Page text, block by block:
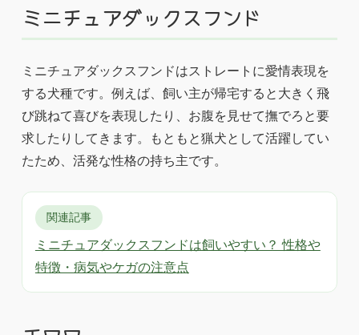
ミニチュアダックスフンド
ミニチュアダックスフンドはストレートに愛情表現を
する犬種です。例えば、飼い主が帰宅すると大きく飛
び跳ねて喜びを表現したり、お腹を見せて撫でろと要
求したりしてきます。もともと猟犬として活躍してい
たため、活発な性格の持ち主です。
関連記事
ミニチュアダックスフンドは飼いやすい？ 性格や
特徴・病気やケガの注意点